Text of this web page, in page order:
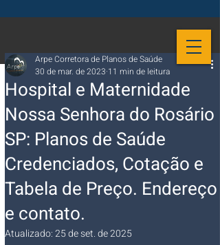
Hospital e Maternidade
Nossa Senhora do Rosário
SP: Planos de Saúde
Credenciados, Cotação e
Tabela de Preço. Endereço
e contato.
Arpe Corretora de Planos de Saúde
30 de mar. de 2023 11 min de leitura
Atualizado:25 de set. de 2025